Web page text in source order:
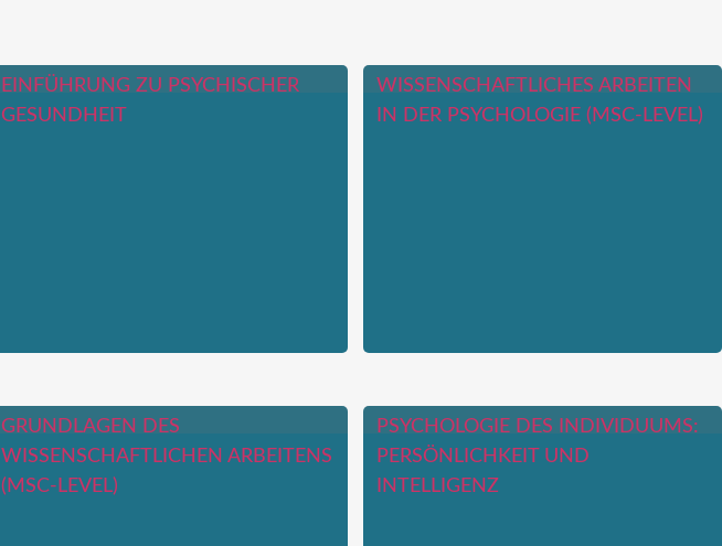
EINFÜHRUNG ZU PSYCHISCHER
GESUNDHEIT
WISSENSCHAFTLICHES ARBEITEN
IN DER PSYCHOLOGIE (MSC-LEVEL)
GRUNDLAGEN DES
WISSENSCHAFTLICHEN ARBEITENS
(MSC-LEVEL)
PSYCHOLOGIE DES INDIVIDUUMS:
PERSÖNLICHKEIT UND
INTELLIGENZ